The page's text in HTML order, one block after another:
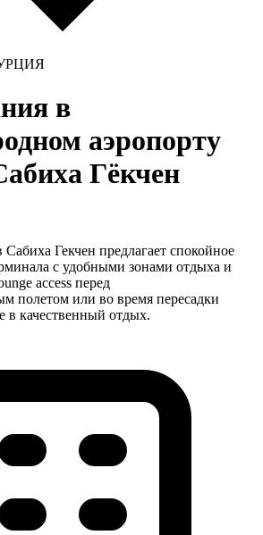
в
аэропорту
Гёкчен
Сабиха Гекчен предлагает спокойное
с удобными зонами отдыха и
access перед
полетом или во время пересадки
в качественный отдых.